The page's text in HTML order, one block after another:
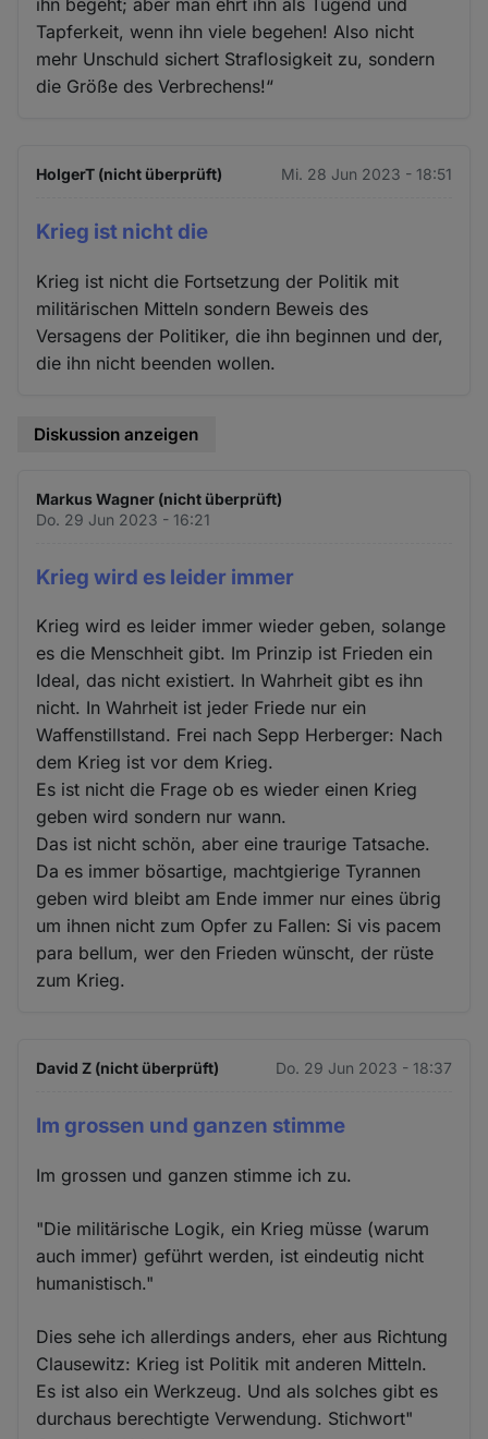
ihn begeht; aber man ehrt ihn als Tugend und
Tapferkeit, wenn ihn viele begehen! Also nicht
mehr Unschuld sichert Straflosigkeit zu, sondern
die Größe des Verbrechens!“
HolgerT (nicht überprüft) Mi. 28 Jun 2023 - 18:51
Krieg ist nicht die
Krieg ist nicht die Fortsetzung der Politik mit
militärischen Mitteln sondern Beweis des
Versagens der Politiker, die ihn beginnen und der,
die ihn nicht beenden wollen.
Diskussion anzeigen
Markus Wagner (nicht überprüft)
Do. 29 Jun 2023 - 16:21
Krieg wird es leider immer
Krieg wird es leider immer wieder geben, solange
es die Menschheit gibt. Im Prinzip ist Frieden ein
Ideal, das nicht existiert. In Wahrheit gibt es ihn
nicht. In Wahrheit ist jeder Friede nur ein
Waffenstillstand. Frei nach Sepp Herberger: Nach
dem Krieg ist vor dem Krieg.
Es ist nicht die Frage ob es wieder einen Krieg
geben wird sondern nur wann.
Das ist nicht schön, aber eine traurige Tatsache.
Da es immer bösartige, machtgierige Tyrannen
geben wird bleibt am Ende immer nur eines übrig
um ihnen nicht zum Opfer zu Fallen: Si vis pacem
para bellum, wer den Frieden wünscht, der rüste
zum Krieg.
David Z (nicht überprüft) Do. 29 Jun 2023 - 18:37
Im grossen und ganzen stimme
Im grossen und ganzen stimme ich zu.
"Die militärische Logik, ein Krieg müsse (warum
auch immer) geführt werden, ist eindeutig nicht
humanistisch."
Dies sehe ich allerdings anders, eher aus Richtung
Clausewitz: Krieg ist Politik mit anderen Mitteln.
Es ist also ein Werkzeug. Und als solches gibt es
durchaus berechtigte Verwendung. Stichwort"